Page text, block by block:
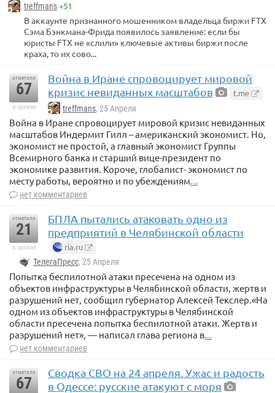
treffmans+51
В аккаунте признанного мошенником владельца биржи FTX
Сэма Бэнкмана-Фрида появилось заявление: если бы
юристы FTX не «слили» ключевые активы биржи после
краха, то их сово...
отметили
67
в архиве
Война в Иране спровоцирует мировой
кризис невиданных масштабов
t.me
treffmans, 25 Апреля
Война в Иране спровоцирует мировой кризис невиданных
масштабов Индермит Гилл – американский экономист. Но,
экономист не простой, а главный экономист Группы
Всемирного банка и старший вице-президент по
экономике развития. Короче, глобалист- экономист по
месту работы, вероятно и по убеждениям...
нет комментариев
отметили
21
в архиве
БПЛА пытались атаковать одно из
предприятий в Челябинской области
ria.ru
ТелегаПресс, 25 Апреля
Попытка беспилотной атаки пресечена на одном из
объектов инфраструктуры в Челябинской области, жертв и
разрушений нет, сообщил губернатор Алексей Текслер.«На
одном из объектов инфраструктуры в Челябинской
области пресечена попытка беспилотной атаки. Жертв и
разрушений нет», — написал глава региона в
нет комментариев
отметили
67
Сводка СВО на 24 апреля. Ужас и радость
в Одессе: русские атакуют с моря